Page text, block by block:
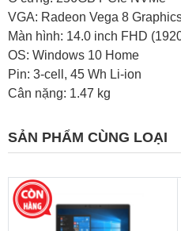
VGA: Radeon Vega 8
Màn hình: 14.0 inch FHD
OS: Windows 10 Home
Pin: 3-cell, 45 Wh Li-ion
Cân nặng: 1.47 kg
SẢN PHẨM CÙNG LOẠI